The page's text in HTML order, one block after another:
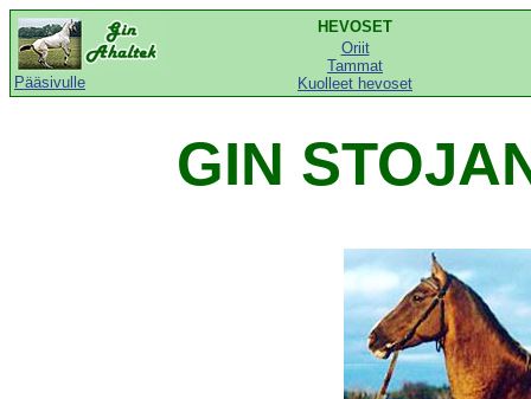
Pääsivulle
HEVOSET
Oriit
Tammat
Kuolleet hevoset
GIN